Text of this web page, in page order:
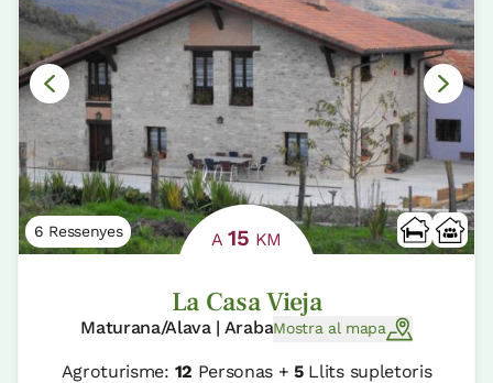
6 Ressenyes A15 KM
La Casa Vieja
Maturana/Alava | ArabaMostra al mapa
Agroturisme: 12 Personas +5Llits supletoris